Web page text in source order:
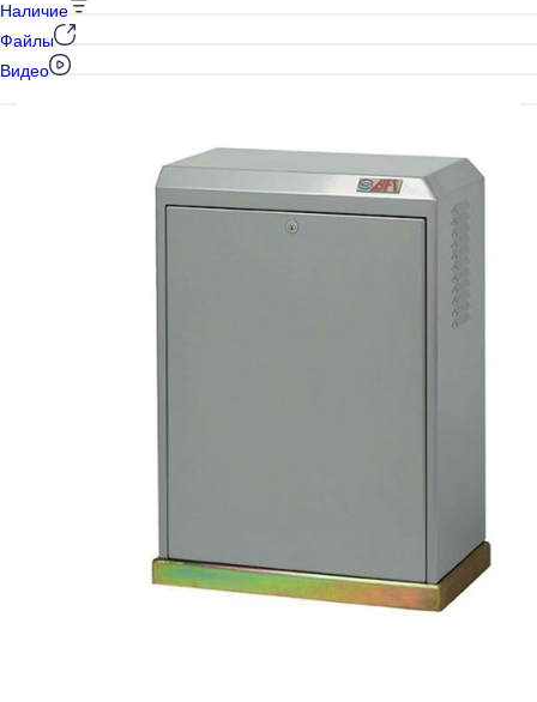
Наличие
Файлы
Видео